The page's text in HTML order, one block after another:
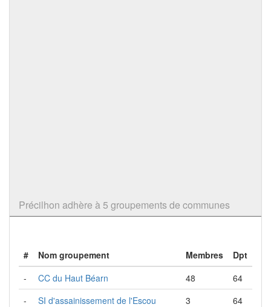
Précilhon adhère à 5 groupements de communes
# Nom groupement Membres
Dpt
-
CC du Haut Béarn 48
64
-
SI d'assainissement de l'Escou 3
64